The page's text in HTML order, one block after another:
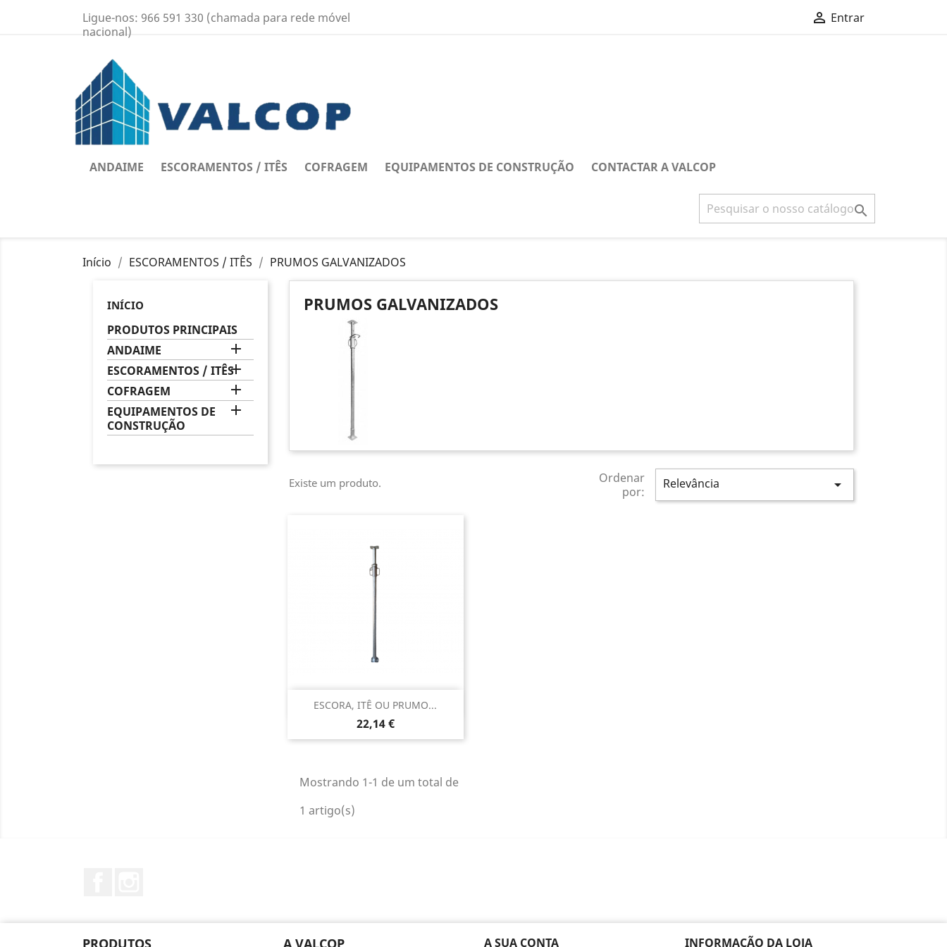
Ligue-nos: 966 591 330 (chamada para rede móvel
nacional)
 Entrar
ANDAIME ESCORAMENTOS / ITÊS COFRAGEM EQUIPAMENTOS DE CONSTRUÇÃO CONTACTAR A VALCOP

Início ESCORAMENTOS / ITÊS PRUMOS GALVANIZADOS
INÍCIO
PRODUTOS PRINCIPAIS
ANDAIME

ESCORAMENTOS / ITÊS
COFRAGEM 
EQUIPAMENTOS DE
CONSTRUÇÃO

PRUMOS GALVANIZADOS
Existe um produto.
Ordenar
por:
Relevância 
ESCORA, ITÊ OU PRUMO...
Preço
22,14 €
Vista rápida
Mostrando 1-1 de um total de
1 artigo(s)
PRODUTOS A VALCOP A SUA CONTA INFORMAÇÃO DA LOJA